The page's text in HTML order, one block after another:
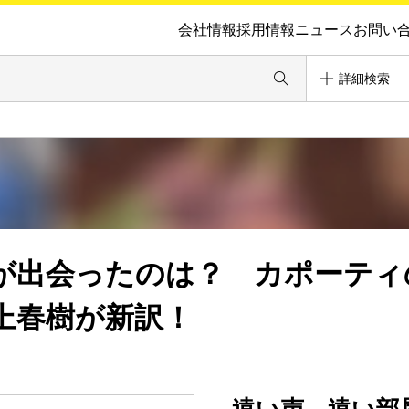
会社情報採用情報ニュースお問い
詳細検索
出会ったのは？ カポーテ
樹が新訳！